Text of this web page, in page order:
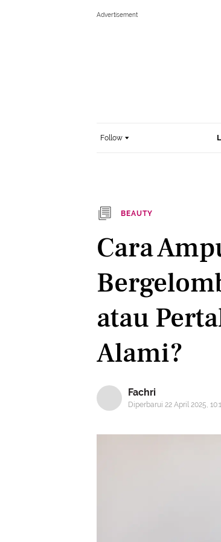
Follow
BEAUTY
Cara
atau
Alami?
Fachri
Diperbarui 22 April 2025,